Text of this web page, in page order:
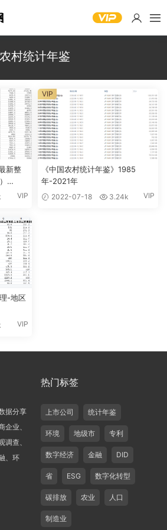
农村统计年鉴
新整
VIP
《中国农村统计年鉴》1985
年-2021年
2022-07-18 3.24k VIP
VIP
-地区
VIP
据分享
企业、
调查、
、环
热门标签
上市公司 统计年鉴
环境 地级市 专利
数字经济 金融 DID
省 ESG 数字化转型
碳排放 农业 人口
制造业